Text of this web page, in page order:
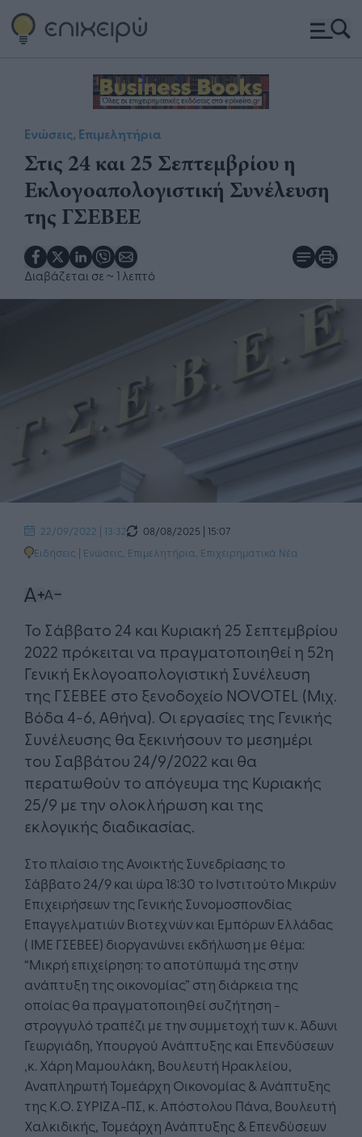
Ενώσεις, Επιμελητήρια
Στις 24 και 25 Σεπτεμβρίου η
Εκλογοαπολογιστική Συνέλευση
της ΓΣΕΒΕΕ​
Διαβάζεται σε ~ 1 λεπτό
22/09/2022 | 13:32
08/08/2025 | 15:07
Ειδήσεις | Ενώσεις, Επιμελητήρια Επιχειρηματικά Νέα
Το Σάββατο 24 και Κυριακή 25 Σεπτεμβρίου
2022 πρόκειται να πραγματοποιηθεί η 52η
Γενική Εκλογοαπολογιστική Συνέλευση
της ΓΣΕΒΕΕ στο ξενοδοχείο NOVOTEL (Μιχ.
Βόδα 4-6, Αθήνα). Οι εργασίες της Γενικής
Συνέλευσης θα ξεκινήσουν το μεσημέρι
του Σαββάτου 24/9/2022 και θα
περατωθούν το απόγευμα της Κυριακής
25/9 με την ολοκλήρωση και της
εκλογικής διαδικασίας.
Στο πλαίσιο της Ανοικτής Συνεδρίασης το
Σάββατο 24/9 και ώρα 18:30 το Ινστιτούτο Μικρών
Επιχειρήσεων της Γενικής Συνομοσπονδίας
Επαγγελματιών Βιοτεχνών και Εμπόρων Ελλάδας
( ΙΜΕ ΓΣΕΒΕΕ) διοργανώνει εκδήλωση με θέμα:
“Μικρή επιχείρηση: το αποτύπωμά της στην
ανάπτυξη της οικονομίας” στη διάρκεια της
οποίας θα πραγματοποιηθεί συζήτηση -
στρογγυλό τραπέζι με την συμμετοχή των κ. Άδωνι
Γεωργιάδη, Υπουργού Ανάπτυξης και Επενδύσεων
,κ. Χάρη Μαμουλάκη, Βουλευτή Ηρακλείου,
Αναπληρωτή Τομεάρχη Οικονομίας & Ανάπτυξης
της Κ.Ο. ΣΥΡΙΖΑ-ΠΣ, κ. Απόστολου Πάνα, Βουλευτή
Χαλκιδικής, Τομεάρχη Ανάπτυξης & Επενδύσεων